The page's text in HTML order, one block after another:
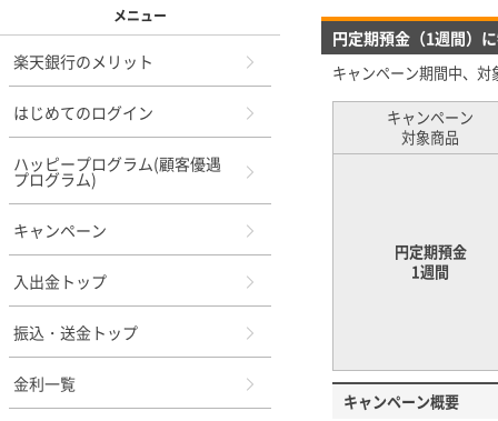
円定期預金（1週間）
キャンペーン期間中、
キャンペーン
対象商品
円定期預金
1週間
キャンペーン概要
メニュー
楽天銀行のメリット
はじめてのログイン
ハッピープログラム(顧客優遇
プログラム)
キャンペーン
入出金トップ
振込・送金トップ
金利一覧